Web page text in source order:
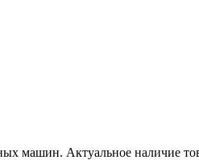
машин. Актуальное наличие